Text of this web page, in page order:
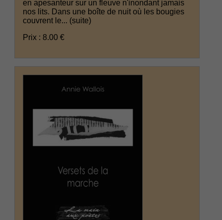
en apesanteur sur un fleuve n'inondant jamais
nos lits. Dans une boîte de nuit où les bougies
couvrent le... (suite)
Prix : 8.00 €